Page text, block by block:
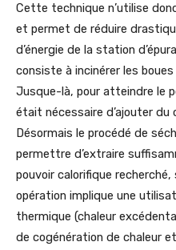
Cette technique n’utilise
et permet de réduire
d’énergie de la station
consiste à incinérer les
Jusque-là, pour atteindre le
était nécessaire d’ajouter du
Désormais le procédé de
permettre d’extraire
pouvoir calorifique
opération implique une
thermique (chaleur
de cogénération de chaleur